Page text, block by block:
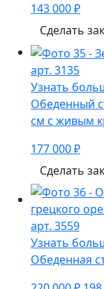
143 000 ₽
Сделать
арт. 3135
Узнать
Обеденный
см с живым
177 000 ₽
Сделать
арт. 3559
Узнать
Обеденная